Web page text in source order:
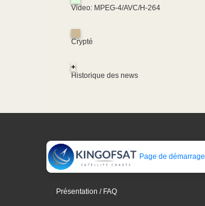
Video: MPEG-4/AVC/H-264
Crypté
+
Historique des news
Page de démarrage
Présentation / FAQ